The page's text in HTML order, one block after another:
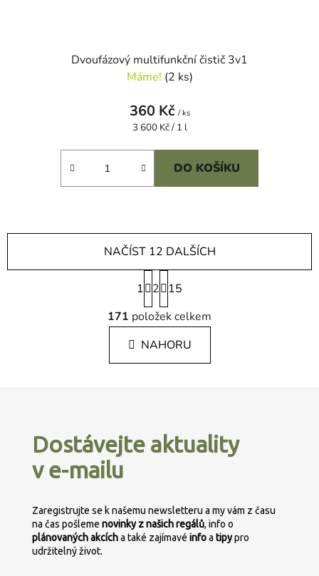
Dvoufázový multifunkční čistič 3v1
Máme! (2 ks)
360 Kč / ks
Měrná
3 600 Kč / 1 l
DO KOŠÍKU
O
v
l
á
d
p
r
v
ý
p
NAČÍST 12 DALŠÍCH
S
t
r
á
n
k
1 2
15
171 položek celkem
NAHORU
Dostávejte aktuality
v e-mailu
Zaregistrujte se k našemu newsletteru a my vám z času
na čas pošleme novinky z našich regálů, info o
plánovanýchakcícha také zajímavé infoa tipypro
udržitelný život.